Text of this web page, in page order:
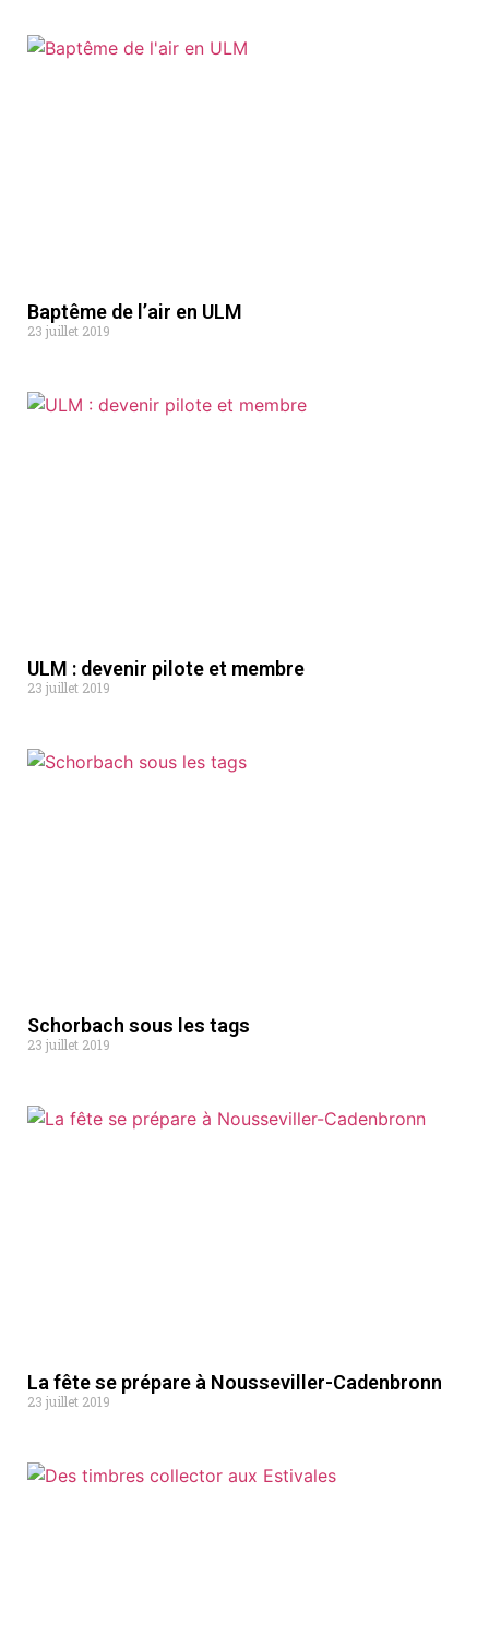
Baptême de l’air en ULM
23 juillet 2019
ULM : devenir pilote et membre
23 juillet 2019
Schorbach sous les tags
23 juillet 2019
La fête se prépare à Nousseviller-Cadenbronn
23 juillet 2019